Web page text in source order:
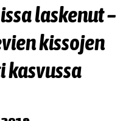
laskenut –
kissojen
kasvussa